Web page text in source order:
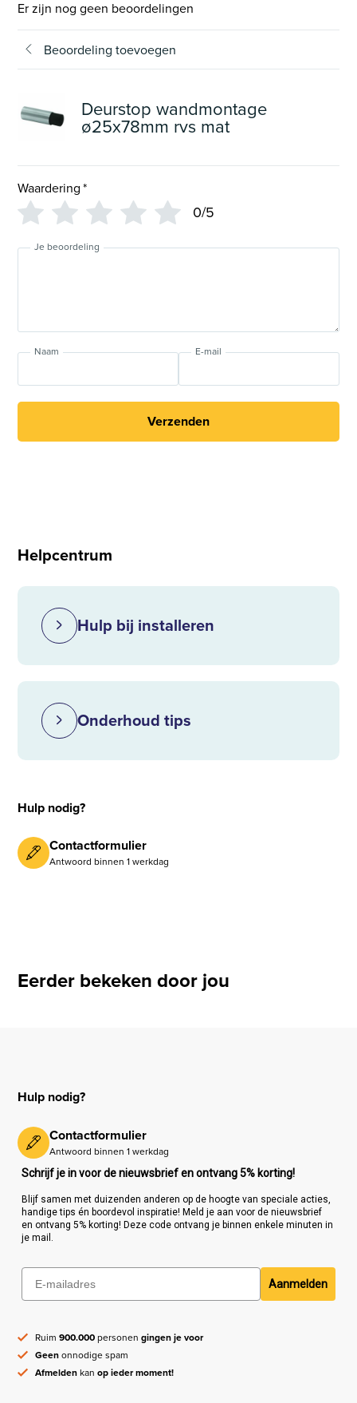
Er zijn nog geen beoordelingen
Beoordeling toevoegen
Deurstop wandmontage
ø25x78mm rvs mat
Waardering *
0/5
Je beoordeling
Naam E-mail
Verzenden
Helpcentrum
Hulp bij installeren
Onderhoud tips
Hulp nodig?
Contactformulier
Antwoord binnen 1 werkdag
Eerder bekeken door jou
Hulp nodig?
Contactformulier
Antwoord binnen 1 werkdag
Schrijf je in voor de nieuwsbrief en ontvang 5% korting!
Blijf samen met duizenden anderen op de hoogte van speciale acties,
handige tips én boordevol inspiratie! Meld je aan voor de nieuwsbrief
en ontvang 5% korting! Deze code ontvang je binnen enkele minuten in
je mail.
Aanmelden
Ruim900.000personengingen je voor
Geenonnodige spam
Afmeldenkanop ieder moment!